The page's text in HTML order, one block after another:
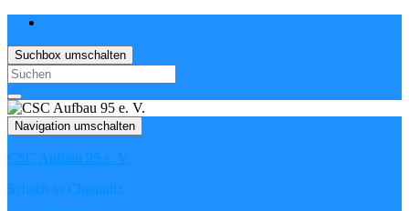
Suchbox umschalten
Search
for:
Navigation umschalten
CSC Aufbau 95 e. V.
Schach in Chemnitz